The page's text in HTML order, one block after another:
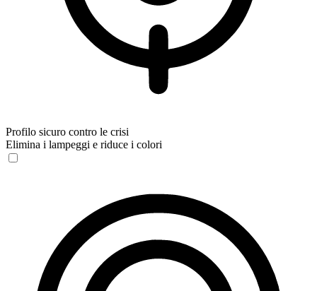
Profilo sicuro contro le crisi
Elimina i lampeggi e riduce i colori